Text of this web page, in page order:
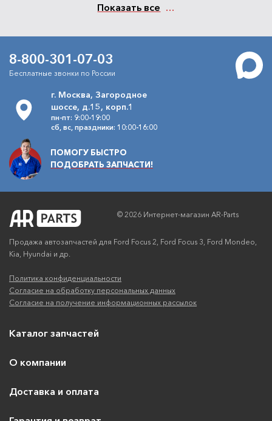
Показать все
8-800-301-07-03
Бесплатные звонки по России
г. Москва, Загородное
шоссе, д.15, корп.1
пн-пт: 9:00-19:00
сб, вс, праздники: 10:00-16:00
ПОМОГУ БЫСТРО
ПОДОБРАТЬ ЗАПЧАСТИ!
© 2026 Интернет-магазин AR-Parts
Продажа автозапчастей для Ford Focus 2, Ford Focus 3, Ford Mondeo,
Kia, Hyundai и др.
Политика конфиденциальности
Согласие на обработку персональных данных
Согласие на получение информационных рассылок
Каталог запчастей
О компании
Доставка и оплата